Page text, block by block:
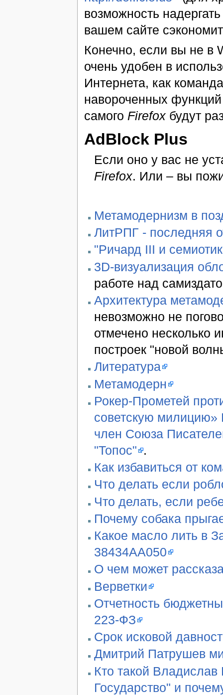
возможность
вашем сайте
Конечно, если вы не в
очень удобен в
Интернета, как
навороченных
самого Firefoxбудут
AdBlock Plus
Если оно у вас не
Firefox. Или – вы
Метамодернизм в
ЛитРПГ - последняя
"Ричард III и
3D-визуализация
работе над
Архитектура
невозможно не
отмечено несколько
построек "новой
Литература
Метамодерн
Рокер-Прометей
советскую
член Союза
"Топос" .
Как избавиться от
Что делать если
Что делать, если
Почему собака
Какое масло лить в
38434AA050
О чем может
Верветки
Отчетность
223-ФЗ
Срок исковой
Дмитрий Патрушев
Кто такой
Государство" и